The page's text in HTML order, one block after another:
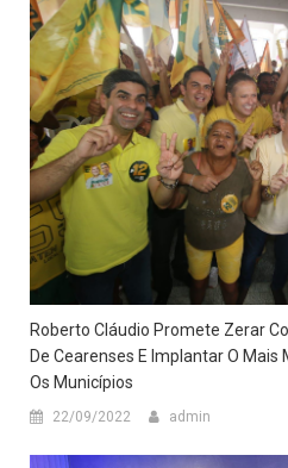
Roberto Cláudio Promete Zerar
De Cearenses E Implantar O Mais
Os Municípios
22/09/2022 admin